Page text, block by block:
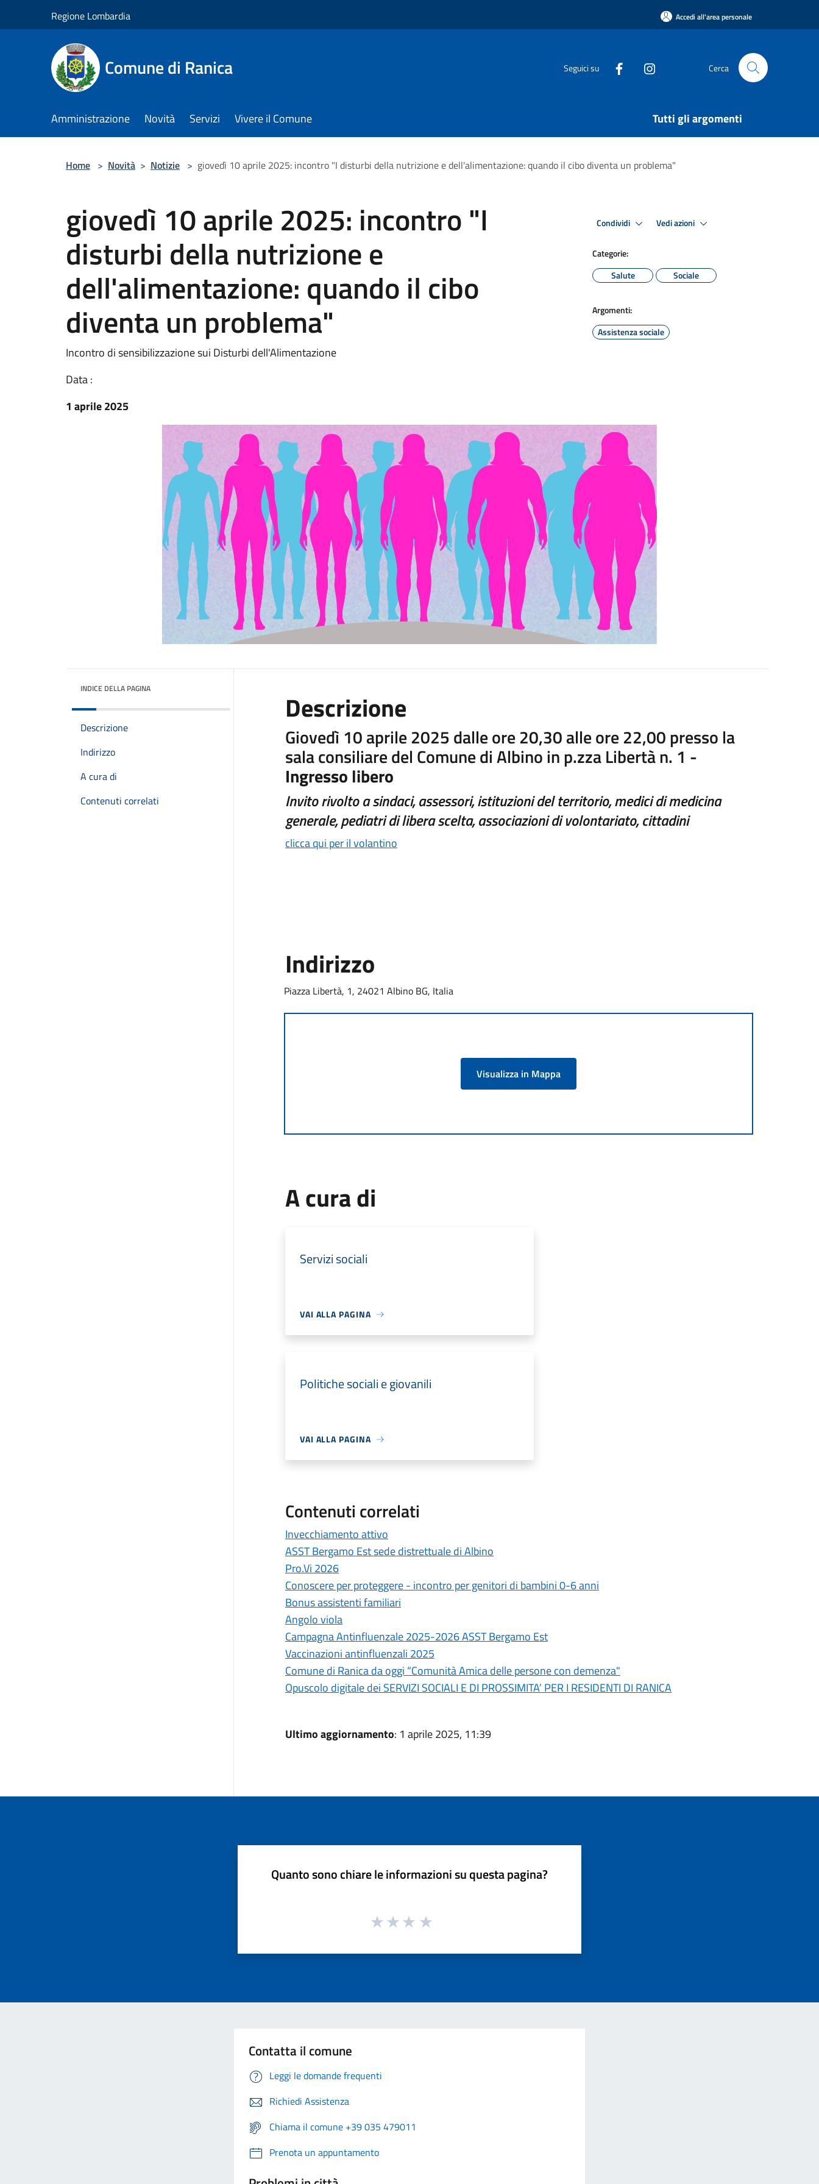
Regione Lombardia Accedi all'area personale
Comune di Ranica Seguici su Cerca
Amministrazione Novità Servizi Vivere il Comune Tutti gli argomenti
Home > Novità > Notizie > giovedì 10 aprile 2025: incontro "I disturbi della nutrizione e dell'alimentazione: quando il cibo diventa un problema"
giovedì 10 aprile 2025: incontro "I
disturbi della nutrizione e
dell'alimentazione: quando il cibo
diventa un problema"
Incontro di sensibilizzazione sui Disturbi dell'Alimentazione
Data :
1 aprile 2025
Condividi Vedi azioni
Categorie:
Salute
Sociale
Argomenti:
Assistenza sociale
INDICE DELLA PAGINA
Descrizione
Indirizzo
A cura di
Contenuti correlati
Descrizione
Giovedì 10 aprile 2025 dalle ore 20,30 alle ore 22,00 presso la
sala consiliare del Comune di Albino in p.zza Libertà n. 1 -
Ingresso libero
Invito rivolto a sindaci, assessori, istituzioni del territorio, medici di medicina
generale, pediatri di libera scelta, associazioni di volontariato, cittadini
clicca qui per il volantino
Indirizzo
Piazza Libertà, 1, 24021 Albino BG, Italia
Visualizza in Mappa
A cura di
Servizi sociali
VAI ALLA PAGINA
Politiche sociali e giovanili
VAI ALLA PAGINA
Contenuti correlati
Invecchiamento attivo
ASST Bergamo Est sede distrettuale di Albino
Pro.Vi 2026
Conoscere per proteggere - incontro per genitori di bambini 0-6 anni
Bonus assistenti familiari
Angolo viola
Campagna Antinfluenzale 2025-2026 ASST Bergamo Est
Vaccinazioni antinfluenzali 2025
Comune di Ranica da oggi “Comunità Amica delle persone con demenza"
Opuscolo digitale dei SERVIZI SOCIALI E DI PROSSIMITA’ PER I RESIDENTI DI RANICA
Ultimo aggiornamento: 1 aprile 2025, 11:39
Quanto sono chiare le informazioni su questa pagina?
Contatta il comune
Leggi le domande frequenti
Richiedi Assistenza
Chiama il comune +39 035 479011
Prenota un appuntamento